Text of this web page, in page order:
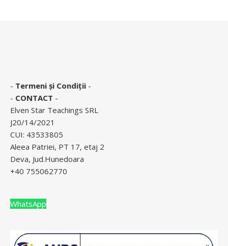
- Termeni și Condiții -
- CONTACT -
Elven Star Teachings SRL
J20/14/2021
CUI: 43533805
Aleea Patriei, PT 17, etaj 2
Deva, Jud.Hunedoara
+40 755062770
WhatsApp